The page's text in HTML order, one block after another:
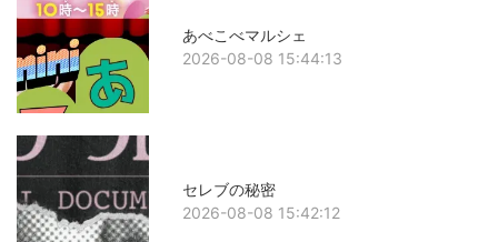
あべこべマルシェ
2026-08-08 15:44:13
セレブの秘密
2026-08-08 15:42:12